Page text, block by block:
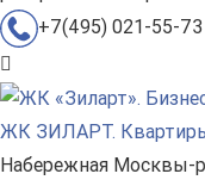
+7(495) 021-55-73
ЖК ЗИЛАРТ. Квартиры
Набережная Москвы-